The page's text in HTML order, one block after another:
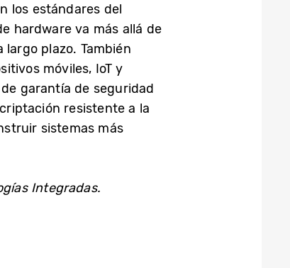
los estándares del
hardware va más allá de
plazo. También
móviles, IoT y
garantía de seguridad
resistente a la
sistemas más
Integradas.